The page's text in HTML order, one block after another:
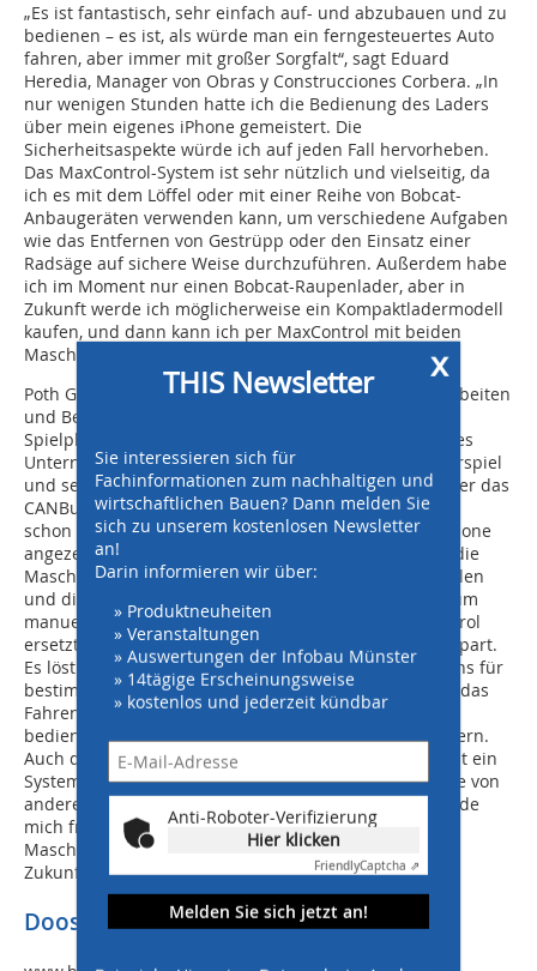
„Es ist fantastisch, sehr einfach auf- und abzubauen und zu
bedienen – es ist, als würde man ein ferngesteuertes Auto
fahren, aber immer mit großer Sorgfalt“, sagt Eduard
Heredia, Manager von Obras y Construcciones Corbera. „In
nur wenigen Stunden hatte ich die Bedienung des Laders
über mein eigenes iPhone gemeistert. Die
Sicherheitsaspekte würde ich auf jeden Fall hervorheben.
Das MaxControl-System ist sehr nützlich und vielseitig, da
ich es mit dem Löffel oder mit einer Reihe von Bobcat-
Anbaugeräten verwenden kann, um verschiedene Aufgaben
wie das Entfernen von Gestrüpp oder den Einsatz einer
Radsäge auf sichere Weise durchzuführen. Außerdem habe
ich im Moment nur einen Bobcat-Raupenlader, aber in
Zukunft werde ich möglicherweise ein Kompaktladermodell
kaufen, und dann kann ich per MaxControl mit beiden
Maschinen arbeiten.“
Poth Garten + Landschaftsbau hat sich auf Rodungsarbeiten
und Bepflanzungen in Parks, auf Friedhöfen und
Spielplätzen spezialisiert. Markus Poth, der Inhaber des
Unternehmens, erklärt: „Das Einrichten war ein Kinderspiel
und sehr intuitiv. Man verbindet das Gerät einfach über das
CANBus-System mit dem Computer der Maschine und
schon wird eine Benutzeroberfläche auf dem Smartphone
angezeigt. Dank dieser Flexibilität kann der Bediener die
Maschine einfach starten, sein Mobiltelefon herausholen
und die Maschine fernsteuern. Der Wechsel zurück zum
manuellen Fahren geht genauso schnell. Die MaxControl
ersetzt einen zusätzlichen Fahrer, was Zeit und Geld spart.
Es löst das Problem des ständigen Ein- und Aussteigens für
bestimmte Arbeiten, wie das Laden von Material oder das
Fahren über Rampen. Es ist einfach und intuitiv zu
bedienen und hat eine Reichweite von bis zu 100 Metern.
Auch die Hardware lässt sich leicht aktualisieren. Es ist ein
System, das viele neue Einsatzmöglichkeiten bietet, die von
anderen Herstellern nicht angeboten werden. Ich würde
mich freuen, wenn es zum Standard für alle größeren
Maschinen wird“, erklärt Markus Poth mit Blick auf die
Zukunft.
Doosan Bobcat EMEA
x
THIS Newsletter
Sie interessieren sich für
Fachinformationen zum nachhaltigen und
wirtschaftlichen Bauen? Dann melden Sie
sich zu unserem kostenlosen Newsletter
an!
Darin informieren wir über:
» Produktneuheiten
» Veranstaltungen
» Auswertungen der Infobau Münster
» 14tägige Erscheinungsweise
» kostenlos und jederzeit kündbar
Anti-Roboter-Verifizierung
Hier klicken
FriendlyCaptcha ⇗
Melden Sie sich jetzt an!